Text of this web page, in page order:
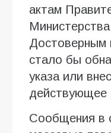
актам
Достоверным
стало бы
указа или
действующее
Сообщения в